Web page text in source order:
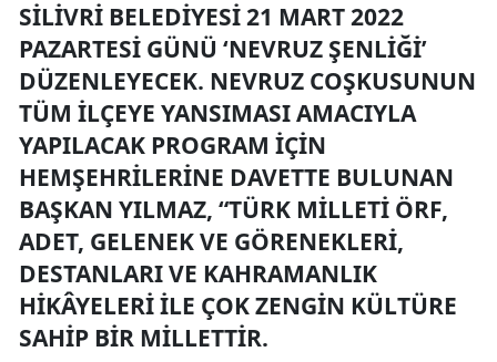
SILIVRI BELEDIYESI 21 MART 2022
PAZARTESI GÜNÜ ‘NEVRUZ ŞENLIĞI’
DÜZENLEYECEK. NEVRUZ COŞKUSUNUN
TÜM ILÇEYE YANSIMASI AMACIYLA
YAPILACAK PROGRAM IÇIN
HEMŞEHRILERINE DAVETTE BULUNAN
BAŞKAN YILMAZ, “TÜRK MILLETI ÖRF,
ADET, GELENEK VE GÖRENEKLERI,
DESTANLARI VE KAHRAMANLIK
HIKÂYELERI ILE ÇOK ZENGIN KÜLTÜRE
SAHIP BIR MILLETTIR.